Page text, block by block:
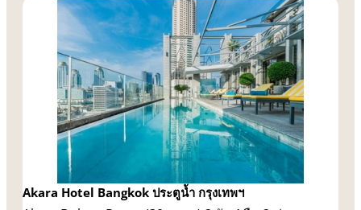
Akara Hotel Bangkok ประตูน้ำ กรุงเทพฯ